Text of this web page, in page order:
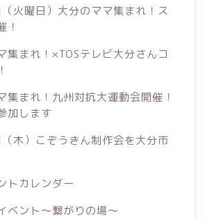
火曜日）大分のママ集まれ！ス
！
集まれ！×TOSテレビ大分さんコ
集まれ！九州対抗大運動会開催！
加します
木）こぞうきん制作会を大分市
トカレンダー
ベント〜繋がりの場〜